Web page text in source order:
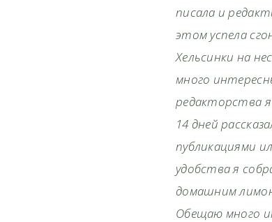
писала и
этом успела
Хельсинки на
много
редакторства
14 дней
публикациями
удобства я
домашним
Обещаю много